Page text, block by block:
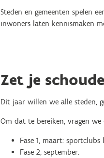
Steden en gemeenten spelen
inwoners laten kennismaken
Zet je
Dit jaar willen we alle steden,
Om dat te bereiken, vragen we
Fase 1, maart:
Fase 2, september: